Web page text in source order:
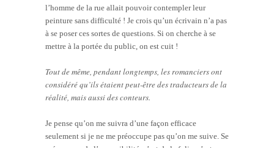
l’homme de la rue allait pouvoir contempler leur
peinture sans difficulté ! Je crois qu’un écrivain n’a pas
à se poser ces sortes de questions. Si on cherche à se
mettre à la portée du public, on est cuit !
Tout de même, pendant longtemps, les romanciers ont
considéré qu’ils étaient peut-être des traducteurs de la
réalité, mais aussi des conteurs.
Je pense qu’on me suivra d’une façon efficace
seulement si je ne me préoccupe pas qu’on me suive. Se